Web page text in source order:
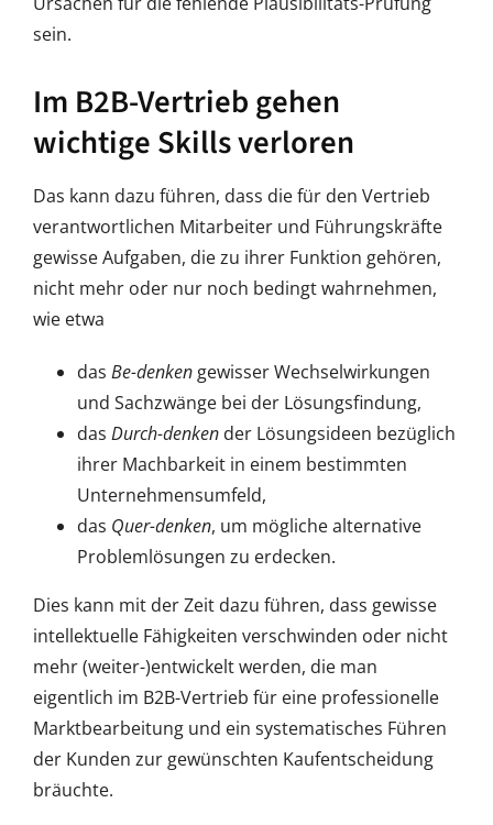
sein.
Im B2B-Vertrieb gehen
wichtige Skills verloren
Das kann dazu führen, dass die für den Vertrieb
verantwortlichen Mitarbeiter und Führungskräfte
gewisse Aufgaben, die zu ihrer Funktion gehören,
nicht mehr oder nur noch bedingt wahrnehmen,
wie etwa
das Be-denkengewisser Wechselwirkungen
und Sachzwänge bei der Lösungsfindung,
das Durch-denkender Lösungsideen bezüglich
ihrer Machbarkeit in einem bestimmten
Unternehmensumfeld,
das Quer-denken, um mögliche alternative
Problemlösungen zu erdecken.
Dies kann mit der Zeit dazu führen, dass gewisse
intellektuelle Fähigkeiten verschwinden oder nicht
mehr (weiter-)entwickelt werden, die man
eigentlich im B2B-Vertrieb für eine professionelle
Marktbearbeitung und ein systematisches Führen
der Kunden zur gewünschten Kaufentscheidung
bräuchte.